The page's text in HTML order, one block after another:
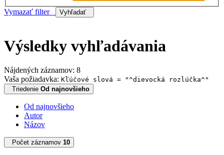
Vymazať filter
Vyhľadať
Výsledky vyhľadávania
Nájdených záznamov: 8
Vaša požiadavka: Kľúčové slová = "^dievocká rozlúčka^"
Triedenie Od najnovšieho
Od najnovšieho
Autor
Názov
Počet záznamov 10